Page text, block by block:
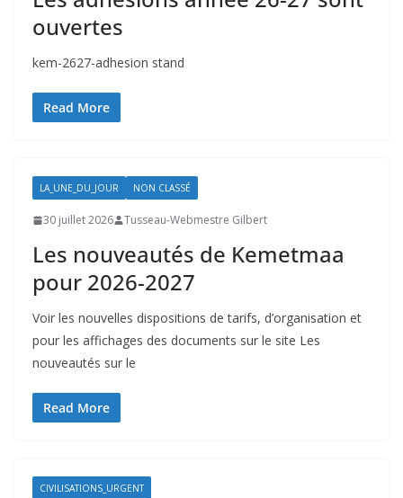
ouvertes
kem-2627-adhesion stand
Read More
LA_UNE_DU_JOUR NON CLASSÉ
30 juillet 2026 Tusseau-Webmestre Gilbert
Les nouveautés de Kemetmaa
pour 2026-2027
Voir les nouvelles dispositions de tarifs, d’organisation et
pour les affichages des documents sur le site Les
nouveautés sur le
Read More
CIVILISATIONS_URGENT